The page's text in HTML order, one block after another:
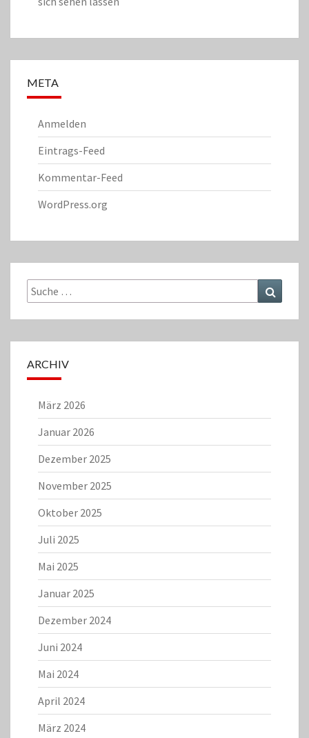
META
Anmelden
Eintrags-Feed
Kommentar-Feed
WordPress.org
Suche
nach:
ARCHIV
März 2026
Januar 2026
Dezember 2025
November 2025
Oktober 2025
Juli 2025
Mai 2025
Januar 2025
Dezember 2024
Juni 2024
Mai 2024
April 2024
März 2024